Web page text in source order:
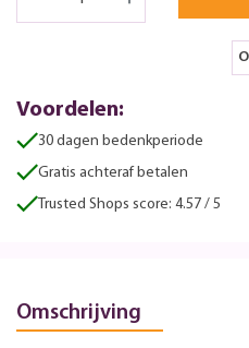
Voordelen:
30 dagen bedenkperiode
Gratis achteraf betalen
Trusted Shops score: 4.57 / 5
Omschrijving